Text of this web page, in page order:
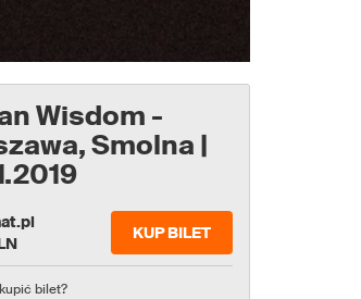
Wisdom -
Smolna |
KUP BILET
bilet?